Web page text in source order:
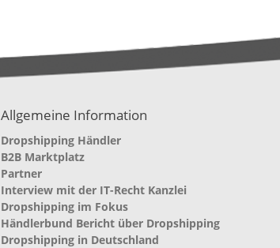
Allgemeine Information
Dropshipping Händler
B2B Marktplatz
Partner
Interview mit der IT-Recht Kanzlei
Dropshipping im Fokus
Händlerbund Bericht über Dropshipping
Dropshipping in Deutschland